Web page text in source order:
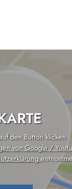
den Button klicken.
von Google /